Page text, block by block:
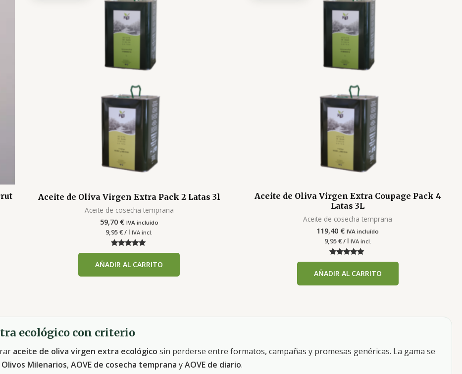
Aceite de Oliva Virgen Extra Pack 2 Latas 3l
Aceite de cosecha temprana
59,70 € IVA incluído
9,95€/ lIVA incl.
Valorado con
de 5
AÑADIR AL CARRITO
Aceite de Oliva Virgen Extra Coupage Pack 4
Latas 3L
Aceite de cosecha temprana
119,40 € IVA incluído
9,95€/ l IVA incl.
Valorado con
de 5
AÑADIR AL CARRITO
ecológico con criterio
aceite de oliva virgen extra ecológico sin perderse entre formatos, campañas y promesas genéricas. La gama se
Milenarios, AOVE de cosecha temprana yAOVE de diario.